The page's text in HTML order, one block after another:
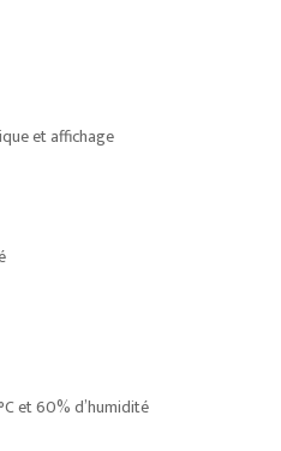
et affichage
et 60% d’humidité